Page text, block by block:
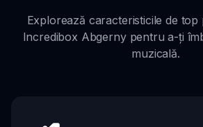
Explorează caracteristicile de
Incredibox Abgerny pentru a-ți
muzicală.